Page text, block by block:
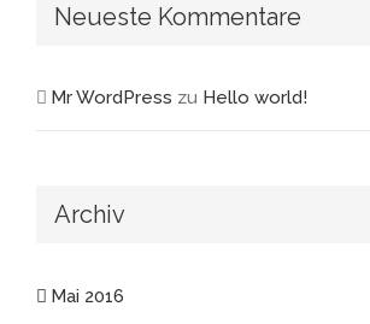
Neueste Kommentare
Mr WordPress zu Hello world!
Archiv
Mai 2016